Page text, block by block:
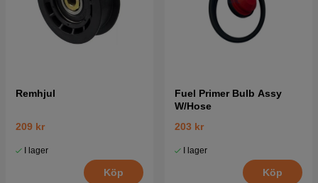
Remhjul
209 kr
I lager
Köp
Fuel Primer Bulb Assy
W/Hose
203 kr
I lager
Köp